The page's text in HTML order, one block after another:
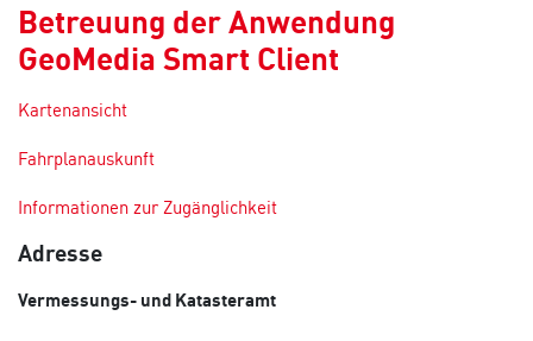
Betreuung der Anwendung
GeoMedia Smart Client
Kartenansicht
Fahrplanauskunft
Informationen zur Zugänglichkeit
Adresse
Vermessungs- und Katasteramt